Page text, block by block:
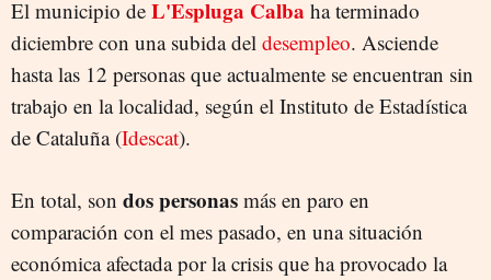
El municipio de L'Espluga Calba ha terminado
diciembre con una subida del desempleo. Asciende
hasta las 12 personas que actualmente se encuentran sin
trabajo en la localidad, según el Instituto de Estadística
de Cataluña (Idescat).
En total, son dos personas más en paro en
comparación con el mes pasado, en una situación
económica afectada por la crisis que ha provocado la